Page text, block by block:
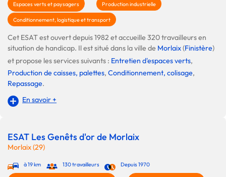
Espaces verts et paysagers Production industrielle
Conditionnement, logistique et transport
Cet ESAT est ouvert depuis 1982 et accueille 320 travailleurs en
situation de handicap. Il est situé dans la ville de Morlaix(Finistère)
et propose les services suivants : Entretien d'espaces verts,
Production de caisses, palettes, Conditionnement, colisage,
Repassage.
En savoir +
ESAT Les Genêts d'or de Morlaix
Morlaix (29)
à 19 km 130 travailleurs Depuis 1970